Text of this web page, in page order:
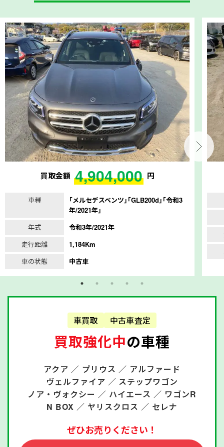
買取金額 4,904,000 円
車種
｢メルセデスベンツ｣｢GLB200d｣｢令和3
年/2021年｣
年式
令和3年/2021年
走行距離
1,184Km
車の状態
中古車
車買取 中古車査定
買取強化中の車種
アクア ／ プリウス ／ アルファード
ヴェルファイア ／ ステップワゴン
ノア・ヴォクシー ／ ハイエース ／ ワゴンR
N BOX ／ ヤリスクロス ／ セレナ
ぜひお売りください！